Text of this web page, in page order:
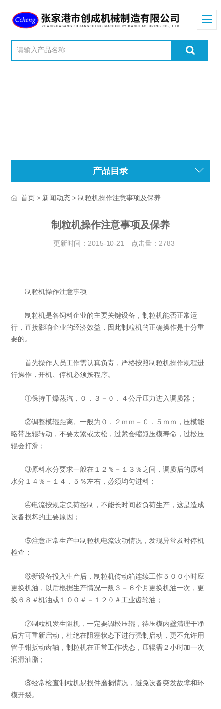
产品目录
首页 > 新闻动态 > 制粒机操作注意事项及保养
制粒机操作注意事项及保养
更新时间：2015-10-21 点击量： 2783
制粒机操作注意事项
制粒机是各饲料企业的主要关键设备，制粒机能否正常运
行，直接影响企业的经济效益，因此制粒机的正确操作是十分重
要的。
首先操作人员工作需认真负责，严格按照制粒机操作规程进
行操作，开机、停机必须按程序。
①保持干燥蒸汽，０．３－０．４公斤压力进入调质器；
②调整模辊距离。一般为０．２ｍｍ－０．５ｍｍ，压模能
略带压辊转动，不要太紧或太松，过紧会缩短压模寿命，过松压
辊会打滑；
③原料水分要求一般在１２％－１３％之间，调质后的原料
水分１４％－１４．５％左右，必须均匀进料；
④电流按规定负荷控制，不能长时间超负荷生产，这是造成
设备损坏的主要原因；
⑤注意正常生产中制粒机电流波动情况，发现异常及时停机
检查；
⑥新设备投入生产后，制粒机传动箱连续工作５００小时应
更换机油，以后根据生产情况一般３－６个月更换机油一次，更
换６８＃机油或１００＃－１２０＃工业齿轮油；
⑦制粒机发生阻机，一定要调松压辊，待压模内壁清理干净
后方可重新启动，杜绝在阻塞状态下进行强制启动，更不允许用
管子钳扳动齿轴，制粒机在正常工作状态，压辊需２小时加一次
润滑油脂；
⑧经常检查制粒机易损件磨损情况，避免设备突发故障和环
模开裂。